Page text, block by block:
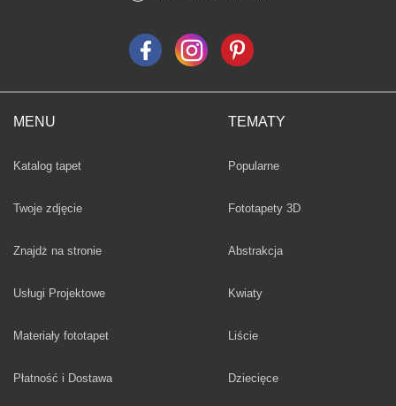
MENU
Katalog tapet
Twoje zdjęcie
Znajdż na stronie
Usługi Projektowe
Materiały fototapet
Płatność i Dostawa
TEMATY
Fototapety
Popularne
Fototapety 3D
Fototapety
Abstrakcja
Fototapety
Kwiaty
Fototapety
Liście
Fototapety
Dziecięce